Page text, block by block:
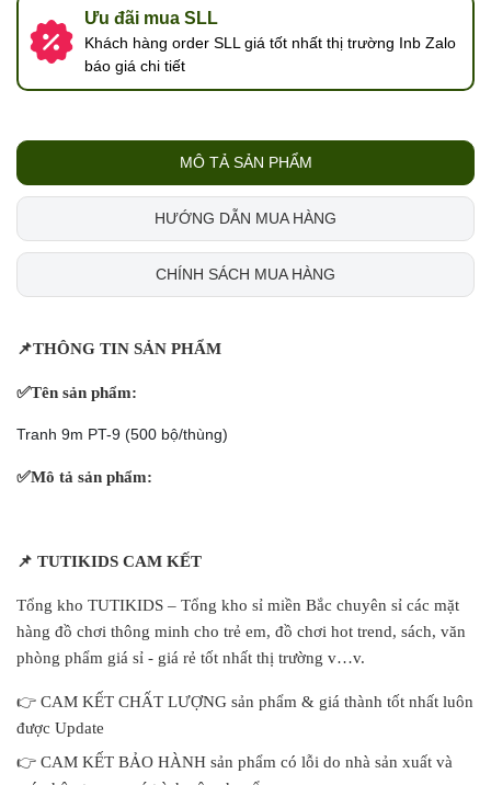
Ưu đãi mua SLL
Khách hàng order SLL giá tốt nhất thị trường Inb Zalo
báo giá chi tiết
MÔ TẢ SẢN PHẨM
HƯỚNG DẪN MUA HÀNG
CHÍNH SÁCH MUA HÀNG
📌THÔNG TIN SẢN PHẨM
✅Tên sản phẩm:
Tranh 9m PT-9 (500 bộ/thùng)
✅Mô tả sản phẩm:
📌 TUTIKIDS CAM KẾT
Tổng kho TUTIKIDS – Tổng kho sỉ miền Bắc chuyên sỉ các mặt
hàng đồ chơi thông minh cho trẻ em, đồ chơi hot trend, sách, văn
phòng phẩm giá sỉ - giá rẻ tốt nhất thị trường v…v.
👉 CAM KẾT CHẤT LƯỢNG sản phẩm & giá thành tốt nhất luôn
được Update
👉 CAM KẾT BẢO HÀNH sản phẩm có lỗi do nhà sản xuất và